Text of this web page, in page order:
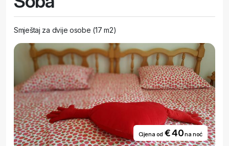
Smještaj za dvije osobe (17 m2)
Cijena od € 40na noć